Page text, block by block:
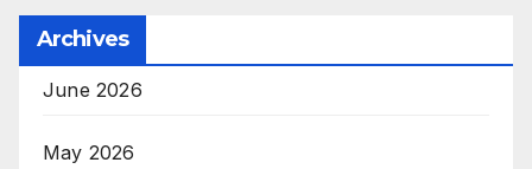
Archives
June 2026
May 2026